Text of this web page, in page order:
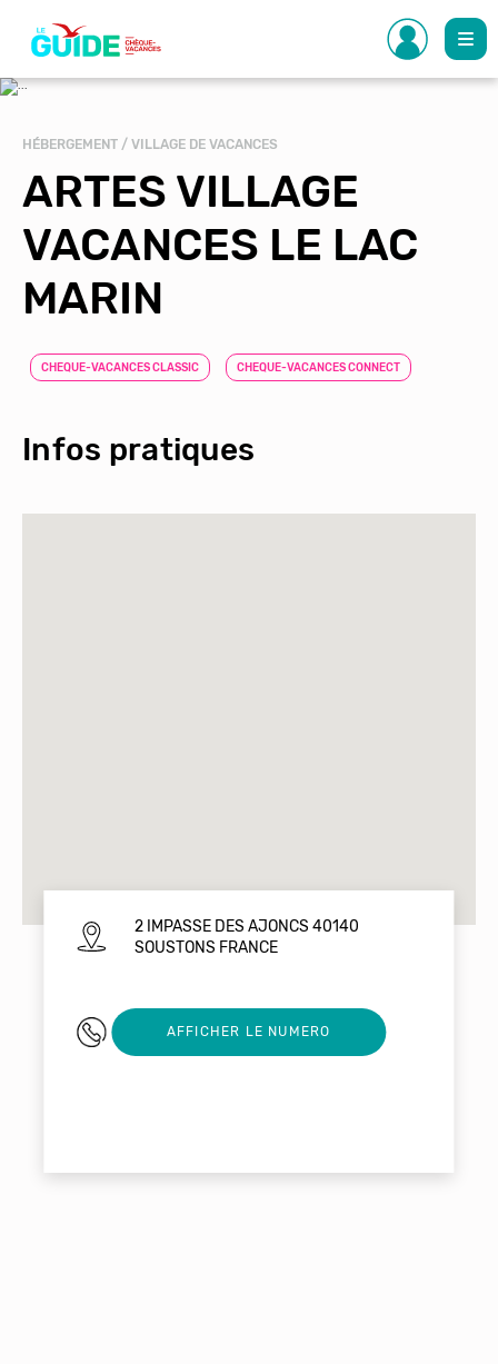
contenu
principal
HÉBERGEMENT / VILLAGE DE VACANCES
ARTES VILLAGE
VACANCES LE LAC
MARIN
CHEQUE-VACANCES CLASSIC CHEQUE-VACANCES CONNECT
Infos pratiques
2 IMPASSE DES AJONCS 40140
SOUSTONS FRANCE
03 28 04 54 54
AFFICHER LE NUMERO